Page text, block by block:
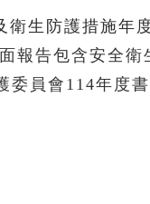
生防護措施年
報告包含安全
委員會114年度